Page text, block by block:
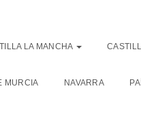
LA MANCHA
MURCIA NAVARRA